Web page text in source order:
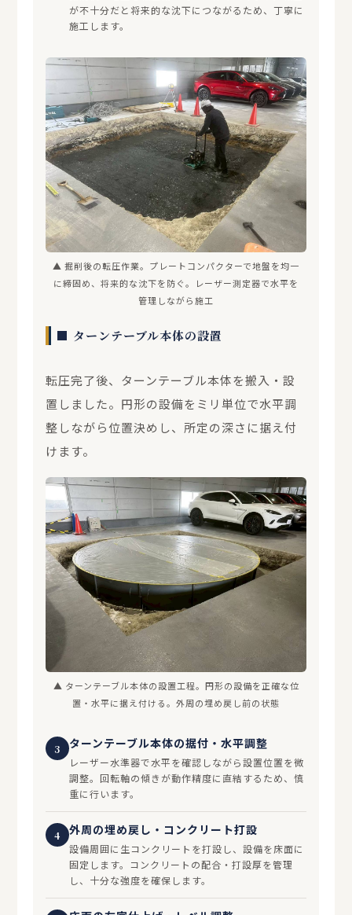
が不十分だと将来的な沈下につながるため、丁寧に
施工します。
▲ 掘削後の転圧作業。プレートコンパクターで地盤を均一
に締固め、将来的な沈下を防ぐ。レーザー測定器で水平を
管理しながら施工
■ ターンテーブル本体の設置
転圧完了後、ターンテーブル本体を搬入・設
置しました。円形の設備をミリ単位で水平調
整しながら位置決めし、所定の深さに据え付
けます。
▲ ターンテーブル本体の設置工程。円形の設備を正確な位
置・水平に据え付ける。外周の埋め戻し前の状態
3 ターンテーブル本体の据付・水平調整
レーザー水準器で水平を確認しながら設置位置を微
調整。回転軸の傾きが動作精度に直結するため、慎
重に行います。
4 外周の埋め戻し・コンクリート打設
設備周囲に生コンクリートを打設し、設備を床面に
固定します。コンクリートの配合・打設厚を管理
し、十分な強度を確保します。